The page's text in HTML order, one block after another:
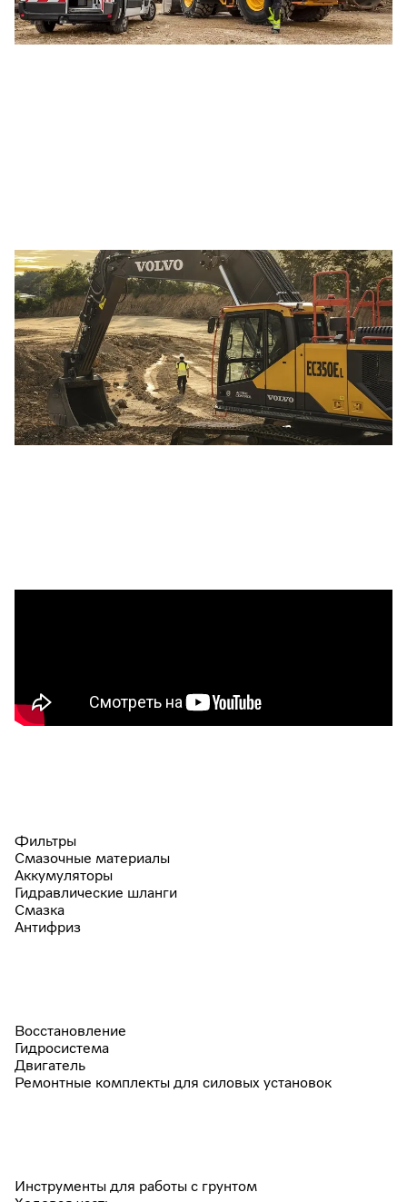
Фильтры
Смазочные материалы
Аккумуляторы
Гидравлические шланги
Смазка
Антифриз
Восстановление
Гидросистема
Двигатель
Ремонтные комплекты для силовых установок
Инструменты для работы с грунтом